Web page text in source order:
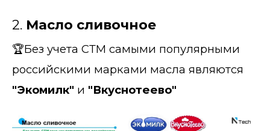
2. Масло сливочное
🏆Без учета СТМ самыми популярными
российскими марками масла являются
"Экомилк" и "Вкуснотеево"